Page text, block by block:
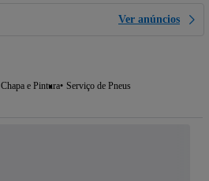
Ver anúncios
Chapa e Pintura Serviço de Pneus